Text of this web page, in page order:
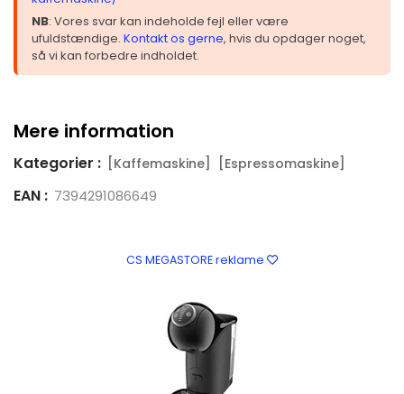
NB: Vores svar kan indeholde fejl eller være
ufuldstændige. Kontakt os gerne, hvis du opdager noget,
så vi kan forbedre indholdet.
Mere information
Kategorier : [Kaffemaskine] [Espressomaskine]
EAN : 7394291086649
CS MEGASTORE reklame